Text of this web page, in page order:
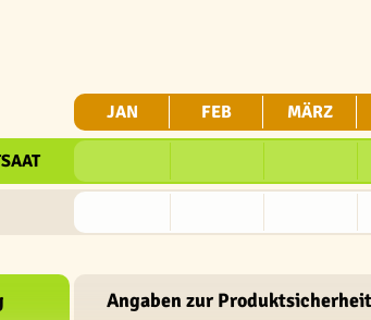
JAN FEB MÄRZ
Angaben zur Produktsicherheit